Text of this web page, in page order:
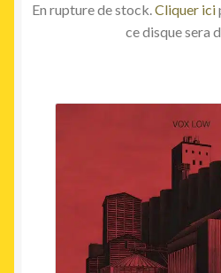
En rupture de stock.Cliquer ici
ce disque sera